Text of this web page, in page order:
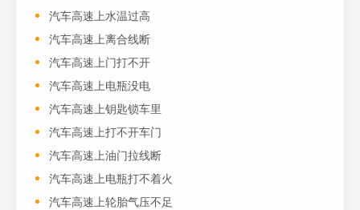
汽车高速上水温过高
汽车高速上离合线断
汽车高速上门打不开
汽车高速上电瓶没电
汽车高速上钥匙锁车里
汽车高速上打不开车门
汽车高速上油门拉线断
汽车高速上电瓶打不着火
汽车高速上轮胎气压不足